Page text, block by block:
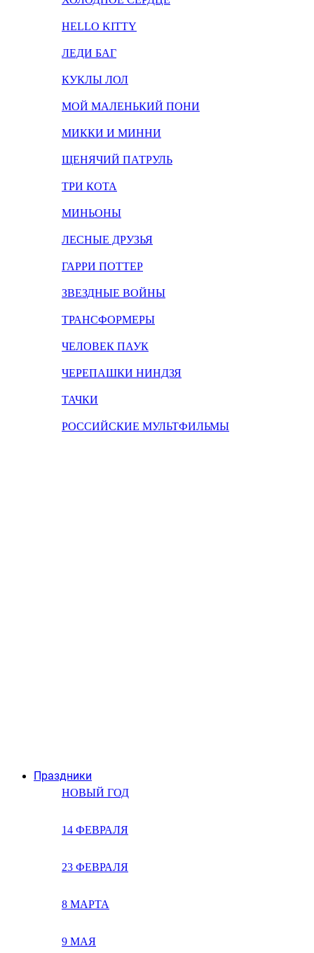
HELLO KITTY
ЛЕДИ БАГ
КУКЛЫ ЛОЛ
МОЙ МАЛЕНЬКИЙ ПОНИ
МИККИ И МИННИ
ЩЕНЯЧИЙ ПАТРУЛЬ
ТРИ КОТА
МИНЬОНЫ
ЛЕСНЫЕ ДРУЗЬЯ
ГАРРИ ПОТТЕР
ЗВЕЗДНЫЕ ВОЙНЫ
ТРАНСФОРМЕРЫ
ЧЕЛОВЕК ПАУК
ЧЕРЕПАШКИ НИНДЗЯ
ТАЧКИ
РОССИЙСКИЕ МУЛЬТФИЛЬМЫ
Праздники
НОВЫЙ ГОД
14 ФЕВРАЛЯ
23 ФЕВРАЛЯ
8 МАРТА
9 МАЯ